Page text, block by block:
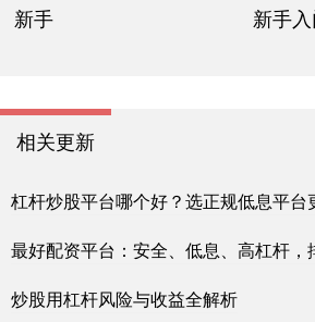
新手 新手
相关更新
杠杆炒股平台哪个好？选正规低息平台
最好配资平台：安全、低息、高杠杆，
炒股用杠杆风险与收益全解析